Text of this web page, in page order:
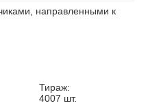
направленными к
Тираж:
4007 шт.